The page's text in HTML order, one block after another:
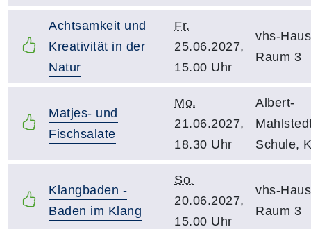
Achtsamkeit und
Kreativität in der
Natur
Fr.
25.06.2027,
15.00 Uhr
vhs-
Raum 3
Matjes- und
Fischsalate
Mo.
21.06.2027,
18.30 Uhr
Albert-
Schule,
Klangbaden -
Baden im Klang
So.
20.06.2027,
15.00 Uhr
vhs-
Raum 3